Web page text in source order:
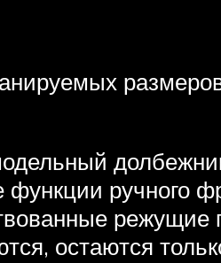
ручного
режущие
остаются